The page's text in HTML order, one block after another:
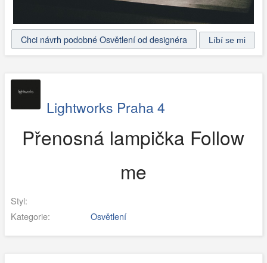
Chci návrh podobné Osvětlení od designéra
Lightworks Praha 4
Přenosná lampička Follow
me
Styl:
Kategorie:
Osvětlení